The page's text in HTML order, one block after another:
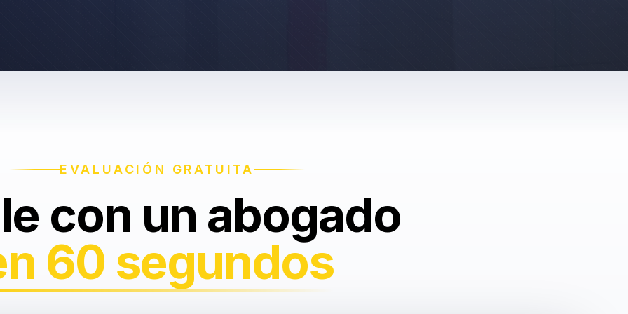
EVALUACIÓN GRATUITA
con un abogado
60 segundos